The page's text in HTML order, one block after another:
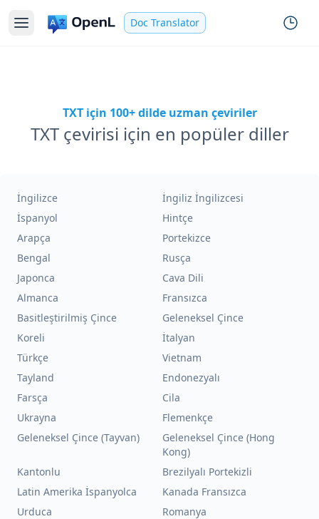
Doc Translator
TXT için 100+ dilde uzman çeviriler
TXT çevirisi için en popüler diller
İngilizce
İngiliz İngilizcesi
İspanyol
Hintçe
Arapça
Portekizce
Bengal
Rusça
Japonca
Cava Dili
Almanca
Fransızca
Basitleştirilmiş Çince
Geleneksel Çince
Koreli
İtalyan
Türkçe
Vietnam
Tayland
Endonezyalı
Farsça
Cila
Ukrayna
Flemenkçe
Geleneksel Çince (Tayvan)
Geleneksel Çince (Hong
Kong)
Kantonlu
Brezilyalı Portekizli
Latin Amerika İspanyolca
Kanada Fransızca
Urduca
Romanya